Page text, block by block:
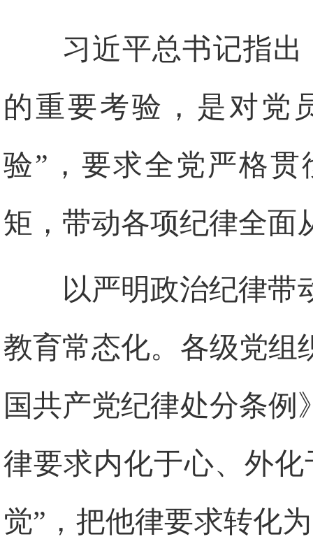
习近平总书记指
的重要考验，是对党
验”，要求全党严格
矩，带动各项纪律全面
以严明政治纪律带
教育常态化。各级党组
国共产党纪律处分条例
律要求内化于心、外
觉”，把他律要求转化